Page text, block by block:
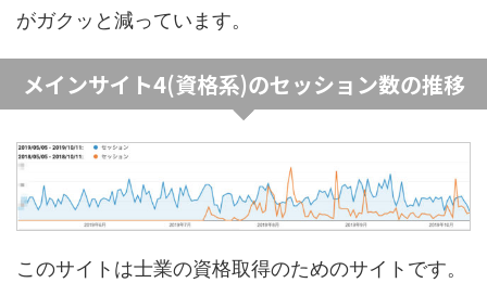
がガクッと減っています。
メインサイト4(資格系)のセッション数の推移
このサイトは士業の資格取得のためのサイトです。